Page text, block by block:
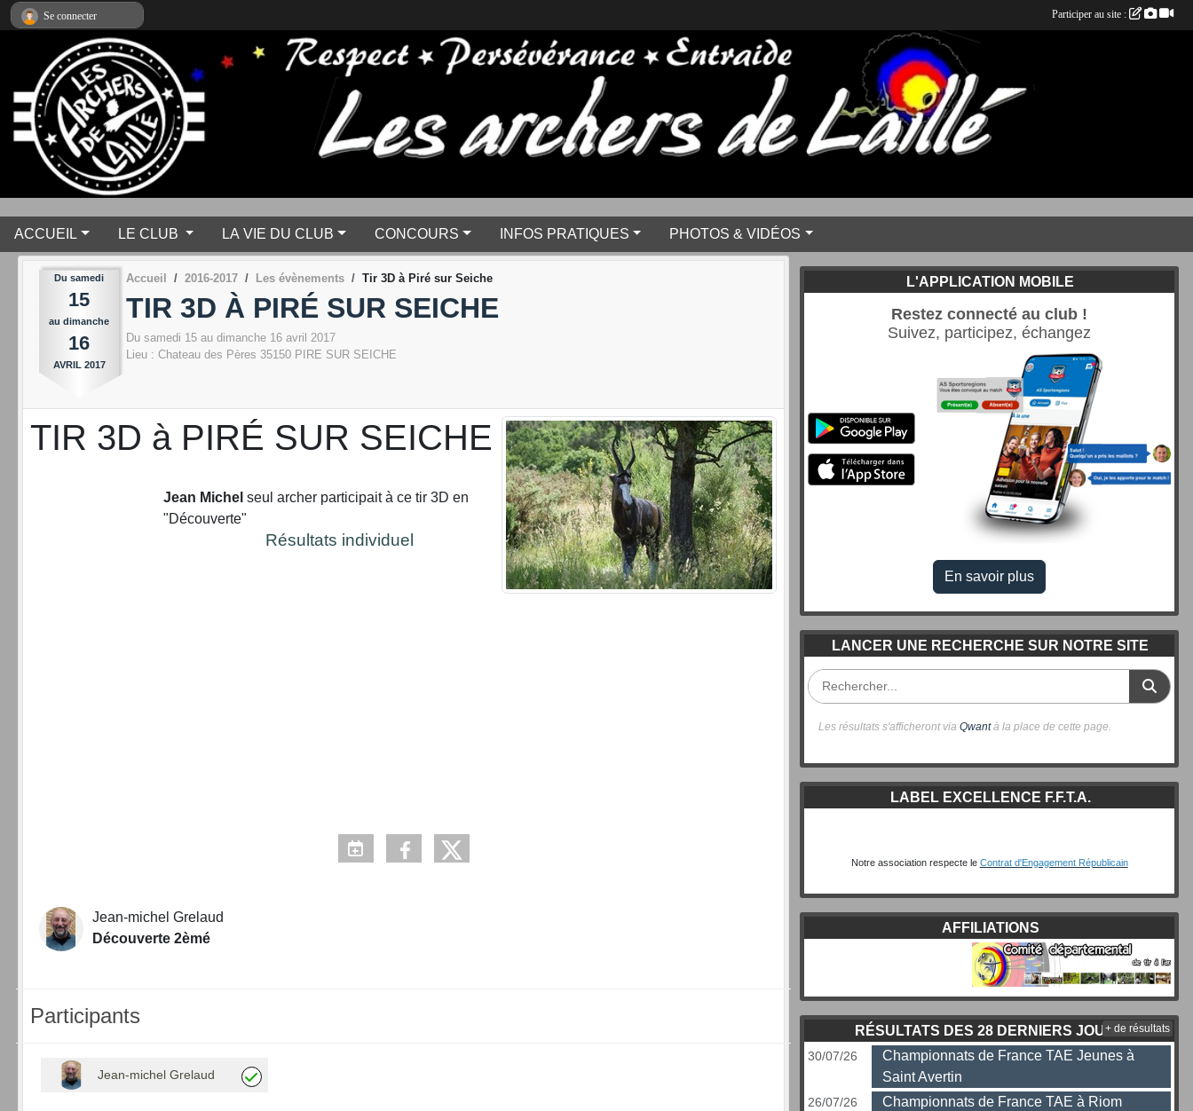
ACCUEIL LE CLUB LA VIE DU CLUB CONCOURS INFOS PRATIQUES PHOTOS & VIDÉOS
Du samedi
15
au dimanche
16
AVRIL 2017
Accueil 2016-2017 Les évènements Tir 3D à Piré sur Seiche
TIR 3D À PIRÉ SUR SEICHE
Du samedi 15 au dimanche 16 avril 2017
Lieu : Chateau des Pères 35150 PIRE SUR SEICHE
TIR 3D à PIRÉ SUR SEICHE
Jean Michel seul archer participait à ce tir 3D en
"Découverte"
Résultats individuel
Jean-michel Grelaud
Découverte 2èmé
Participants
Jean-michel Grelaud
L'APPLICATION MOBILE
Restez connecté au club !
Suivez, participez, échangez
En savoir plus
LANCER UNE RECHERCHE SUR NOTRE SITE
Les résultats s'afficheront viaQwantà la place de cette page.
LABEL EXCELLENCE F.F.T.A.
Notre association respecte le Contrat d'Engagement Républicain
AFFILIATIONS
RÉSULTATS DES 28 DERNIERS JOURS
30/07/26
Championnats de France TAE Jeunes à
Saint Avertin
26/07/26 Championnats de France TAE à Riom
+ de résultats
Se connecter Participer au site :
Panneau de gestion des cookies